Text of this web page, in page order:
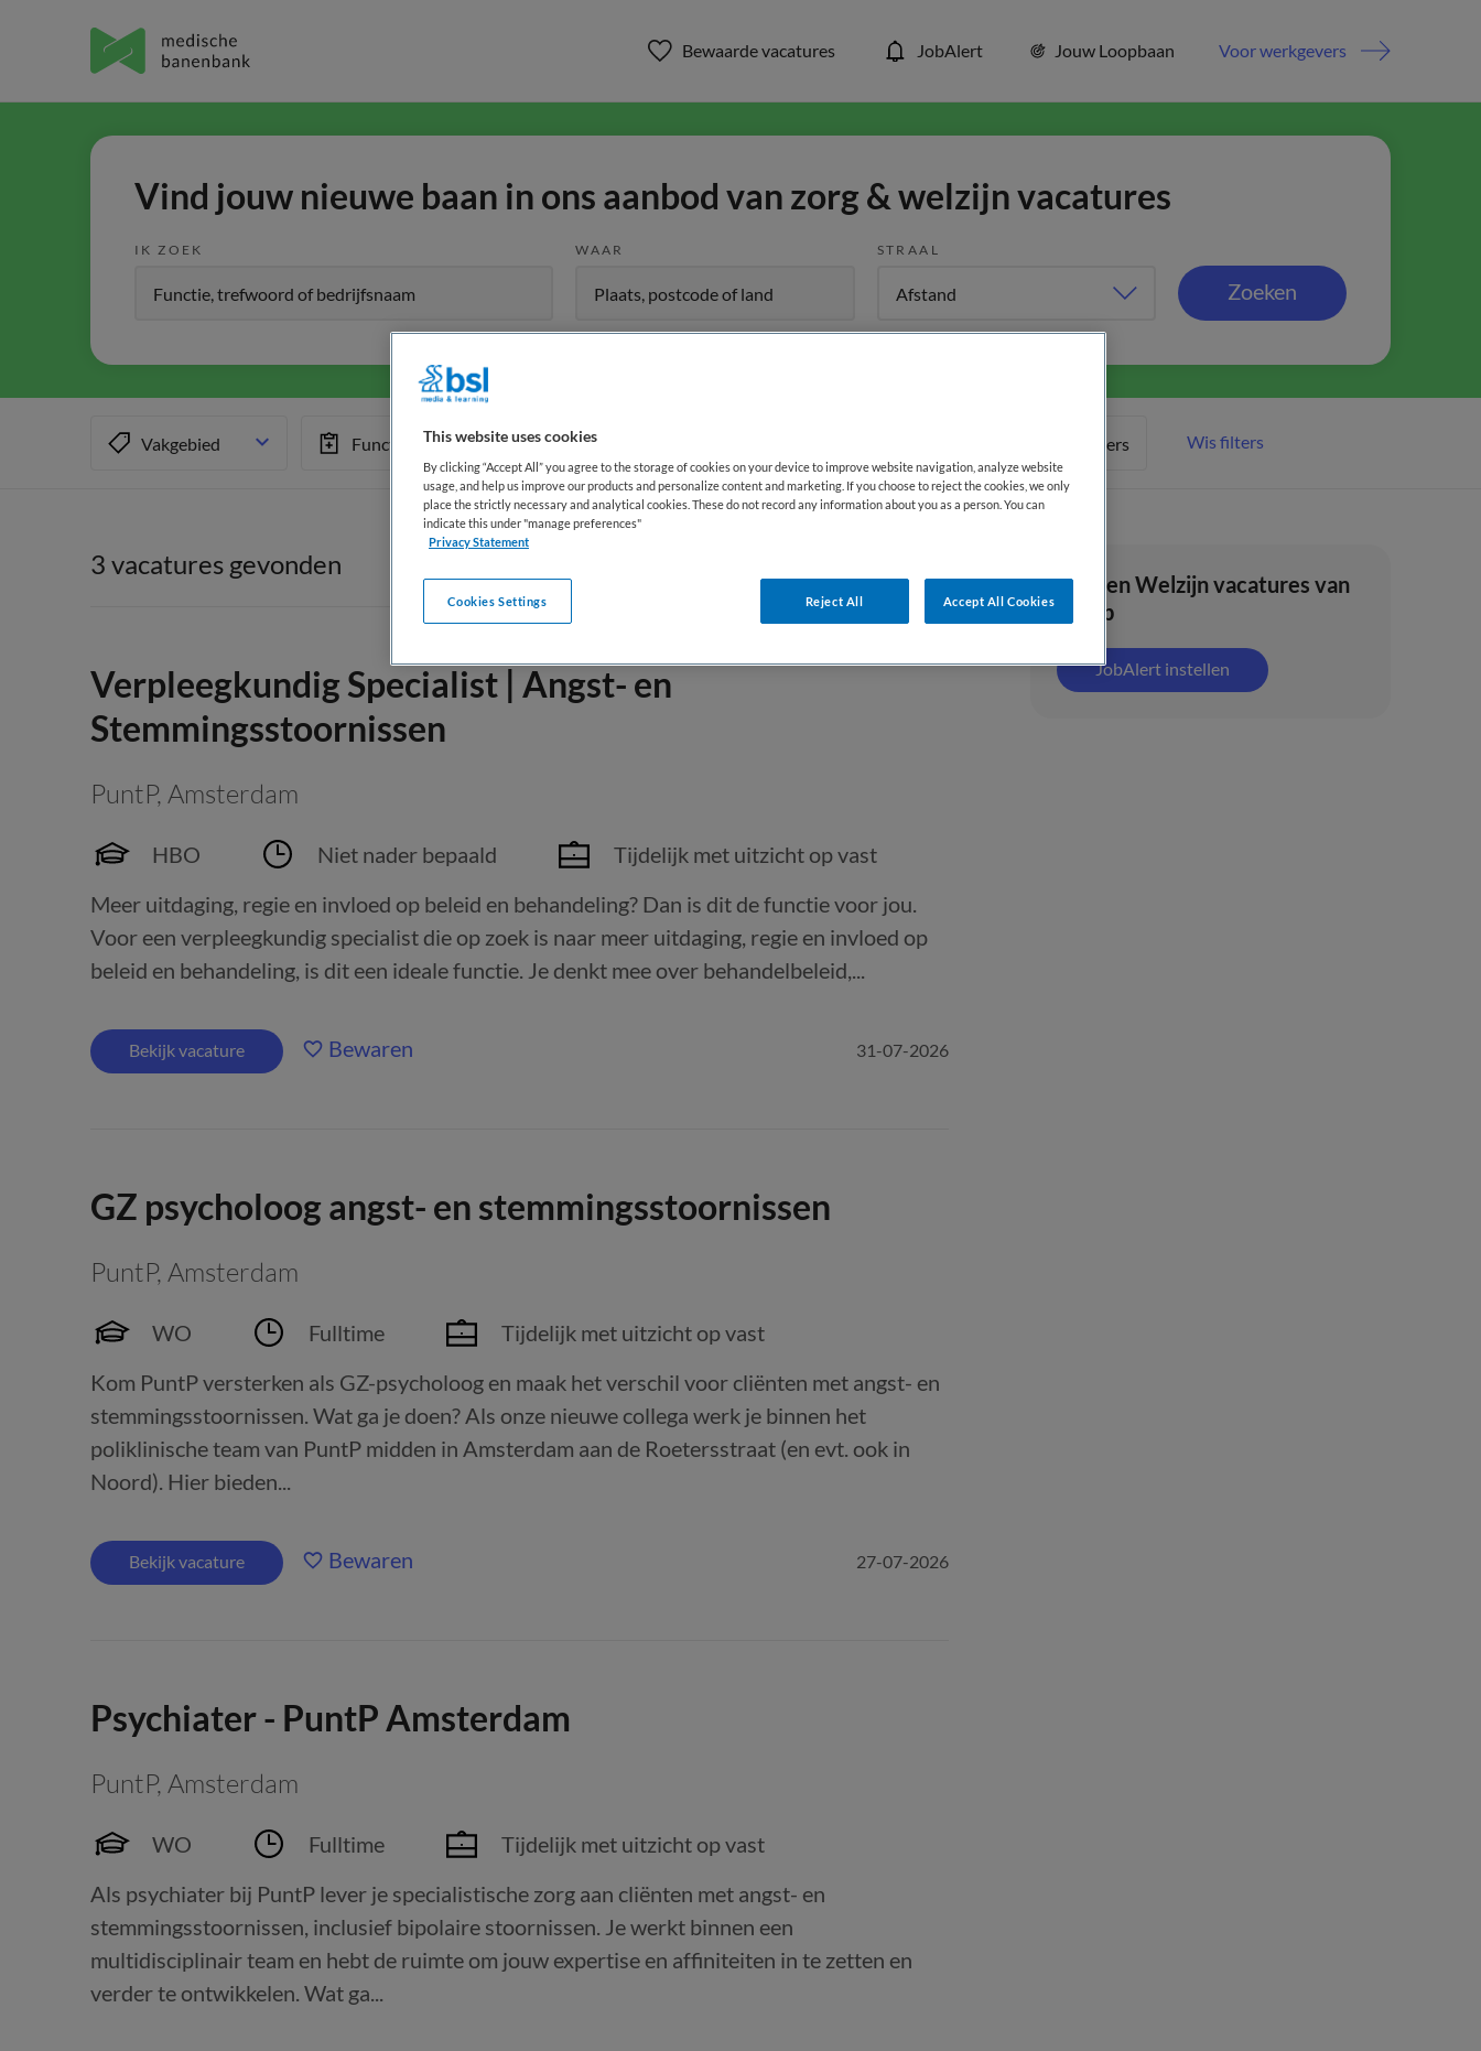
Bewaarde vacatures JobAlert Jouw Loopbaan Voor werkgevers
Vind jouw nieuwe baan in ons aanbod van zorg & welzijn vacatures
IK ZOEK WAAR STRAAL
Zoeken
Vakgebied Functiegebied Opleiding Meer filters Wis filters
Zorg en Welzijn vacatures van
puntp
JobAlert instellen
3 vacatures gevonden
Verpleegkundig Specialist | Angst- en
Stemmingsstoornissen
PuntP, Amsterdam
HBO Niet nader bepaald
Tijdelijk met uitzicht op vast
Meer uitdaging, regie en invloed op beleid en behandeling? Dan is dit de functie voor jou.
Voor een verpleegkundig specialist die op zoek is naar meer uitdaging, regie en invloed op
beleid en behandeling, is dit een ideale functie. Je denkt mee over behandelbeleid,...
Bekijk vacature Bewaren 31-07-2026
GZ psycholoog angst- en stemmingsstoornissen
PuntP, Amsterdam
WO Fulltime
Tijdelijk met uitzicht op vast
Kom PuntP versterken als GZ-psycholoog en maak het verschil voor cliënten met angst- en
stemmingsstoornissen. Wat ga je doen? Als onze nieuwe collega werk je binnen het
poliklinische team van PuntP midden in Amsterdam aan de Roetersstraat (en evt. ook in
Noord). Hier bieden...
Bekijk vacature Bewaren 27-07-2026
Psychiater - PuntP Amsterdam
PuntP, Amsterdam
WO Fulltime
Tijdelijk met uitzicht op vast
Als psychiater bij PuntP lever je specialistische zorg aan cliënten met angst- en
stemmingsstoornissen, inclusief bipolaire stoornissen. Je werkt binnen een
multidisciplinair team en hebt de ruimte om jouw expertise en affiniteiten in te zetten en
verder te ontwikkelen. Wat ga...
This website uses cookies
By clicking “Accept All” you agree to the storage of cookies on your device to improve website navigation, analyze website
usage, and help us improve our products and personalize content and marketing. If you choose to reject the cookies, we only
place the strictly necessary and analytical cookies. These do not record any information about you as a person. You can
indicate this under "manage preferences"
Privacy Statement
Reject All Accept All Cookies
Cookies Settings